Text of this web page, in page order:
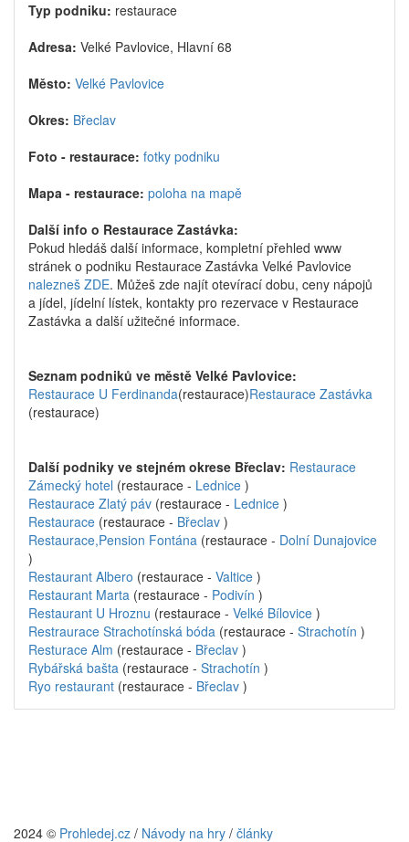
Typ podniku: restaurace
Adresa: Velké Pavlovice, Hlavní 68
Město: Velké Pavlovice
Okres: Břeclav
Foto - restaurace: fotky podniku
Mapa - restaurace: poloha na mapě
Další info o Restaurace Zastávka:
Pokud hledáš další informace, kompletní přehled www
stránek o podniku Restaurace Zastávka Velké Pavlovice
nalezneš ZDE. Můžeš zde najít otevírací dobu, ceny nápojů
a jídel, jídelní lístek, kontakty pro rezervace v Restaurace
Zastávka a další užitečné informace.
Seznam podniků ve městě Velké Pavlovice:
Restaurace U Ferdinanda(restaurace)Restaurace Zastávka
(restaurace)
Další podniky ve stejném okrese Břeclav: Restaurace
Zámecký hotel (restaurace - Lednice )
Restaurace Zlatý páv (restaurace - Lednice )
Restaurace (restaurace - Břeclav )
Restaurace,Pension Fontána (restaurace - Dolní Dunajovice
)
Restaurant Albero (restaurace - Valtice )
Restaurant Marta (restaurace - Podivín )
Restaurant U Hroznu (restaurace - Velké Bílovice )
Restraurace Strachotínská bóda (restaurace - Strachotín )
Resturace Alm (restaurace - Břeclav )
Rybářská bašta (restaurace - Strachotín )
Ryo restaurant (restaurace - Břeclav )
2024 © Prohledej.cz / Návody na hry / články